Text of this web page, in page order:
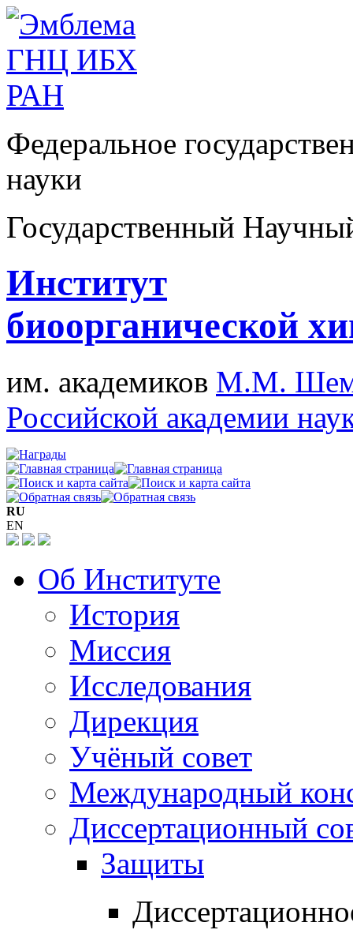
Федеральное
науки
Государственный
Институт
биоорганической
им. академиков М.М.
Российской академии
RU
EN
Об Институте
История
Миссия
Исследования
Дирекция
Учёный совет
Международный
Диссертационный
Защиты